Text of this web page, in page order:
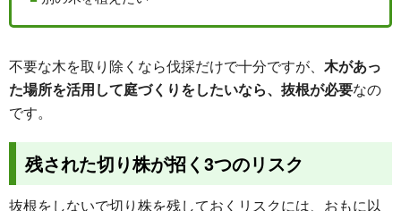
不要な木を取り除くなら伐採だけで十分ですが、 木があっ
た場所を活用して庭づくりをしたいなら、抜根が必要なの
です。
残された切り株が招く3つのリスク
抜根をしないで切り株を残しておくリスクには、おもに以